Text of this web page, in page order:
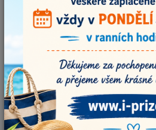
Dřevěné kousátko
Dovoz